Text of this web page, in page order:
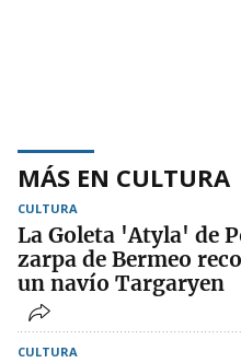
MÁS EN CULTURA
CULTURA
La Goleta 'Atyla' de
zarpa de Bermeo
un navío Targaryen
CULTURA